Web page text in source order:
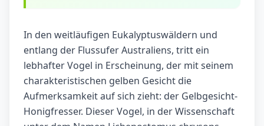
In den weitläufigen Eukalyptuswäldern und
entlang der Flussufer Australiens, tritt ein
lebhafter Vogel in Erscheinung, der mit seinem
charakteristischen gelben Gesicht die
Aufmerksamkeit auf sich zieht: der Gelbgesicht-
Honigfresser. Dieser Vogel, in der Wissenschaft